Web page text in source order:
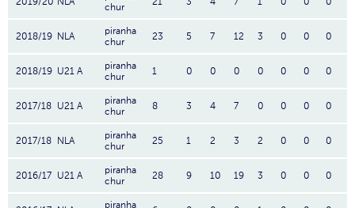
chur
2018/19 NLA
piranha
chur
23 5 7 12 3 0 0 0
2018/19 U21 A
piranha
chur
1 0 0 0 0 0 0 0
2017/18 U21 A
piranha
chur
8 3 4 7 0 0 0 0
2017/18 NLA
piranha
chur
25 1 2 3 2 0 0 0
2016/17 U21 A
piranha
chur
28 9 10 19 3 0 0 0
piranha